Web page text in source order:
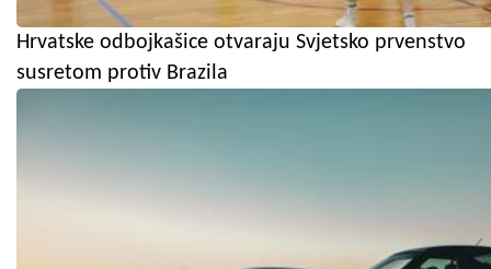
Hrvatske odbojkašice otvaraju Svjetsko prvenstvo
susretom protiv Brazila